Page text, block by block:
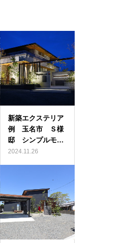
新築エクステリア
例 玉名市 Ｓ様
邸 シンプルモ…
2024.11.26